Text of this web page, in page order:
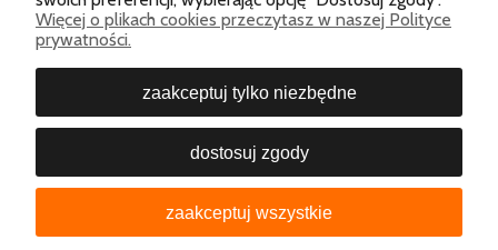
zainteresowaniem wśród dynamicznych i aktywnie
żyjących ludzi, dla których, oprócz wygody, ważne są
nowoczesne rozwiązania techniczne oraz design.
zastrzeżone
Więcej o plikach cookies przeczytasz w naszej Polityce
prywatności.
zaakceptuj tylko niezbędne
dostosuj zgody
zaakceptuj wszystkie